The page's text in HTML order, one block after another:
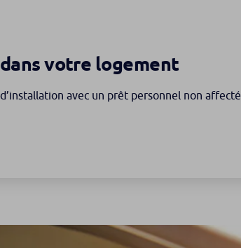
votre logement
avec un prêt personnel non affecté